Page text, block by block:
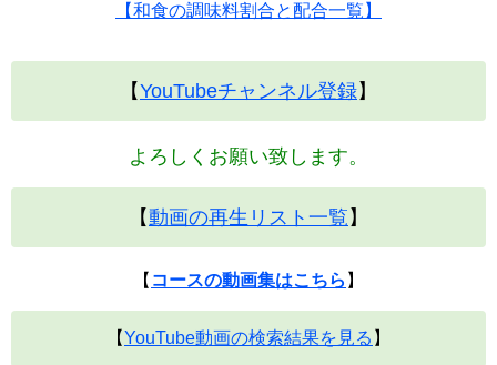
【和食の調味料割合と配合一覧】
【YouTubeチャンネル登録】
よろしくお願い致します。
【動画の再生リスト一覧 】
【 コースの動画集はこちら 】
【YouTube動画の検索結果を見る 】